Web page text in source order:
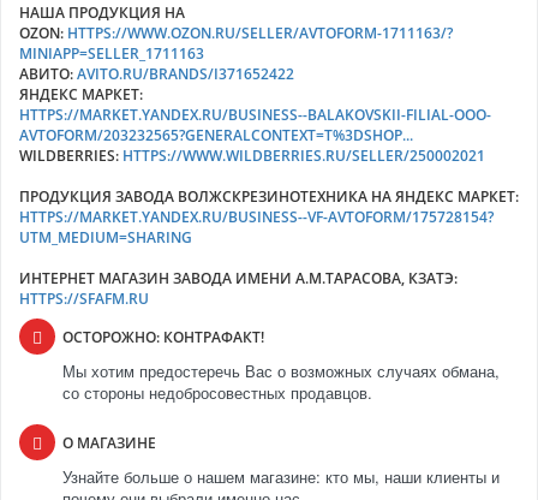
НАША ПРОДУКЦИЯ НА
OZON: HTTPS://WWW.OZON.RU/SELLER/AVTOFORM-1711163/?
MINIAPP=SELLER_1711163
АВИТО:AVITO.RU/BRANDS/I371652422
ЯНДЕКС МАРКЕТ:
HTTPS://MARKET.YANDEX.RU/BUSINESS--BALAKOVSKII-FILIAL-OOO-
AVTOFORM/203232565?GENERALCONTEXT=T%3DSHOP...
WILDBERRIES: HTTPS://WWW.WILDBERRIES.RU/SELLER/250002021
ПРОДУКЦИЯ ЗАВОДА ВОЛЖСКРЕЗИНОТЕХНИКА НА ЯНДЕКС МАРКЕТ:
HTTPS://MARKET.YANDEX.RU/BUSINESS--VF-AVTOFORM/175728154?
UTM_MEDIUM=SHARING
ИНТЕРНЕТ МАГАЗИН ЗАВОДА ИМЕНИ А.М.ТАРАСОВА, КЗАТЭ:
HTTPS://SFAFM.RU
ОСТОРОЖНО: КОНТРАФАКТ!
Мы хотим предостеречь Вас о возможных случаях обмана,
со стороны недобросовестных продавцов.
О МАГАЗИНЕ
Узнайте больше о нашем магазине: кто мы, наши клиенты и